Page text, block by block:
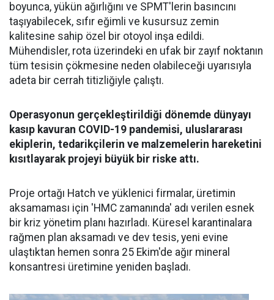
boyunca, yükün ağırlığını ve SPMT'lerin basıncını
taşıyabilecek, sıfır eğimli ve kusursuz zemin
kalitesine sahip özel bir otoyol inşa edildi.
Mühendisler, rota üzerindeki en ufak bir zayıf noktanın
tüm tesisin çökmesine neden olabileceği uyarısıyla
adeta bir cerrah titizliğiyle çalıştı.
Operasyonun gerçekleştirildiği dönemde dünyayı
kasıp kavuran COVID-19 pandemisi, uluslararası
ekiplerin, tedarikçilerin ve malzemelerin hareketini
kısıtlayarak projeyi büyük bir riske attı.
Proje ortağı Hatch ve yüklenici firmalar, üretimin
aksamaması için 'HMC zamanında' adı verilen esnek
bir kriz yönetim planı hazırladı. Küresel karantinalara
rağmen plan aksamadı ve dev tesis, yeni evine
ulaştıktan hemen sonra 25 Ekim'de ağır mineral
konsantresi üretimine yeniden başladı.